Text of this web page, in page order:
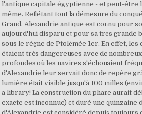
l'antique capitale égyptienne - et peut-être
même. Reflétant tout la démesure du
Grand, Alexandrie antique est connu pour
aujourd'hui disparu et pour sa très grande
sous le règne de Ptolémée 1er. En effet, les
étaient très dangereuses avec de
profondes où les navires s'échouaient
d'Alexandrie leur servait donc de repère
lumière était visible jusqu'à 100 milles
a library! La construction du phare aurait
exacte est inconnue) et duré une quinzaine
d'Alexandrie est considéré depuis toujours